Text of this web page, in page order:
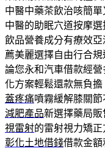
中醫中藥茶飲治咳簡
中醫的助眠穴道按摩
飲品營養成分有療效
薦美麗選擇自由行合
論您永和汽車借款經
化方案輕鬆還款無負
蓋疼痛噴霧緩解膝關
減肥產品新選擇藥局
視雷射的雷射視力矯
彰化土地借錢借款金額